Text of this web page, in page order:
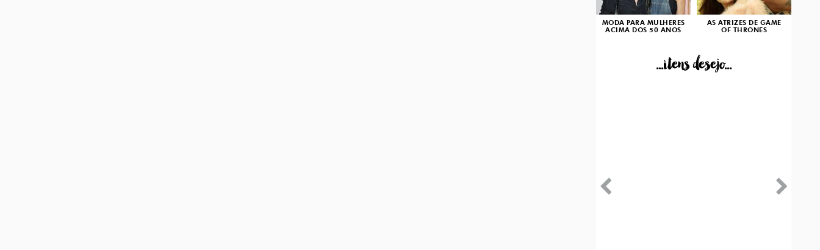
MODA PARA MULHERES
ACIMA DOS 50 ANOS
AS ATRIZES DE GAME
OF THRONES
...itens desejo...